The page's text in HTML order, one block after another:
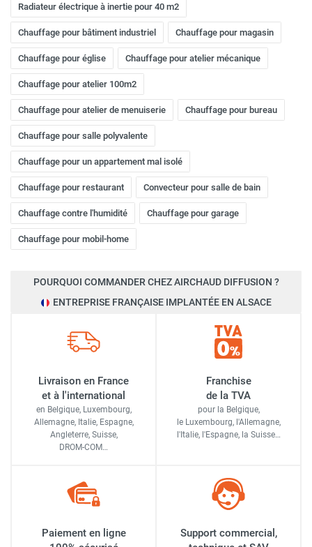
Radiateur électrique à inertie pour 40 m2
Chauffage pour bâtiment industriel Chauffage pour magasin
Chauffage pour église Chauffage pour atelier mécanique
Chauffage pour atelier 100m2
Chauffage pour atelier de menuiserie Chauffage pour bureau
Chauffage pour salle polyvalente
Chauffage pour un appartement mal isolé
Chauffage pour restaurant Convecteur pour salle de bain
Chauffage contre l'humidité Chauffage pour garage
Chauffage pour mobil-home
POURQUOI COMMANDER CHEZ AIRCHAUD DIFFUSION ?
ENTREPRISE FRANÇAISE IMPLANTÉE EN ALSACE
Livraison en France
et à l'international
en Belgique, Luxembourg,
Allemagne, Italie, Espagne,
Angleterre, Suisse,
DROM-COM…
Franchise
de la TVA
pour la Belgique,
le Luxembourg, l'Allemagne,
l'Italie, l'Espagne, la Suisse…
Paiement en ligne
Support commercial,